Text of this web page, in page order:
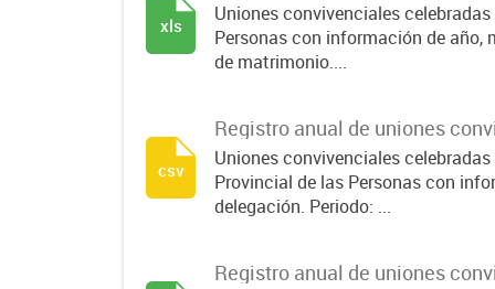
Uniones convivenciales
Personas con información de año,
de matrimonio....
xls
Registro anual de uniones
Uniones convivenciales
Provincial de las Personas con
delegación. Periodo: ...
csv
Registro anual de uniones